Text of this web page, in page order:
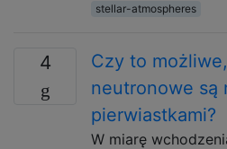
stellar-atmospheres
4
Czy to
neutronowe są
pierwiastkami?
W miarę